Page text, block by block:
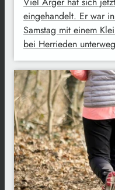
eingehandelt. Er war
Samstag mit einem
bei Herrieden